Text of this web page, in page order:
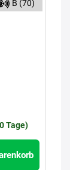
B (70)
Tage)